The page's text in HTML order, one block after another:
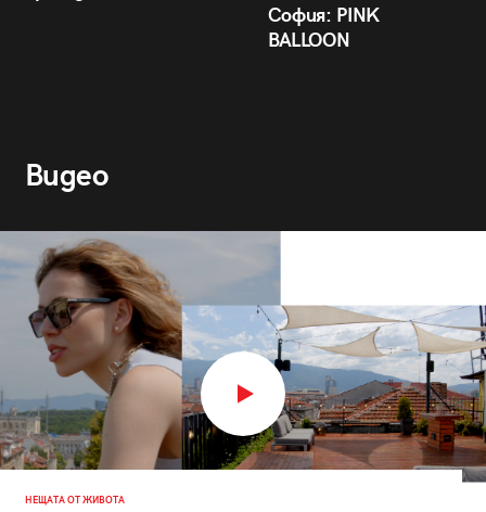
София: PINK
BALLOON
Видео
НЕЩАТА ОТ ЖИВОТА